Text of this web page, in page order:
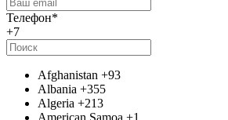
Телефон*
+7
Afghanistan +93
Albania +355
Algeria +213
American Samoa +1